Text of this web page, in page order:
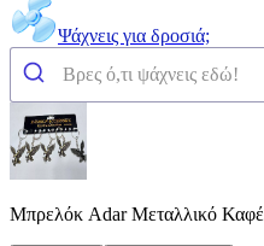
Ψάχνεις για δροσιά;
Μπρελόκ Adar Μεταλλικό Καφέ